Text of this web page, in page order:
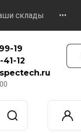
склады •••
19
12